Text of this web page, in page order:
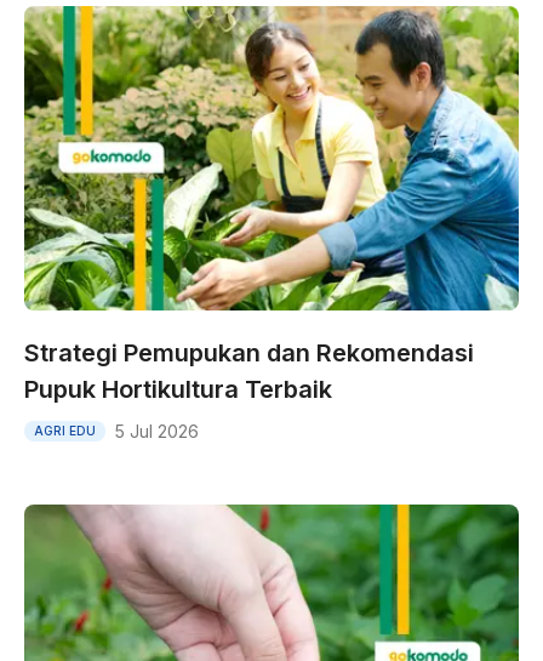
Strategi Pemupukan dan Rekomendasi
Pupuk Hortikultura Terbaik
AGRI EDU 5 Jul 2026